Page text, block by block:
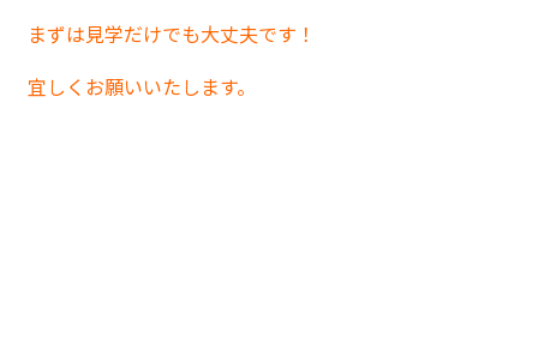
まずは見学だけでも大丈夫です！
宜しくお願いいたします。